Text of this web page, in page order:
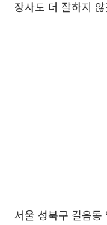
장사도 더 잘하지
서울 성북구 길음